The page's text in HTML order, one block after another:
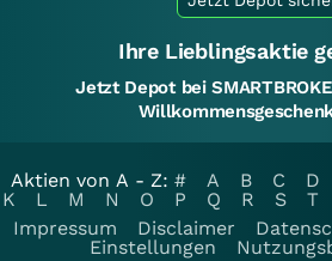
Ihre Lieblingsaktie
Jetzt Depot bei
Aktien von A - Z: # A B C D
K
L M N O P Q R S T
Impressum
Disclaimer
Einstellungen